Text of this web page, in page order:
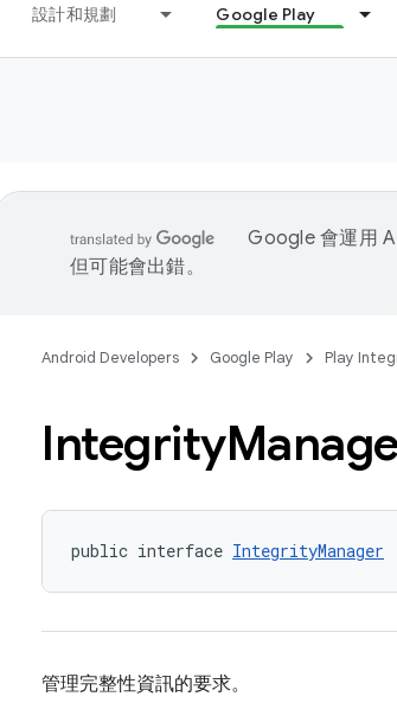
設計和規劃 Google Play
Google 會運用
但可能會出錯。
Android Developers Google Play Play
Integrity
public interface IntegrityManager
管理完整性資訊的要求。